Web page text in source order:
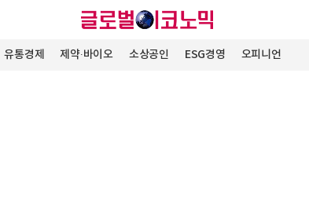
유통경제 제약∙바이오 소상공인 ESG경영 오피니언